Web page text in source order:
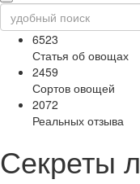
6523
Статья об овощах
2459
Сортов овощей
2072
Реальных отзыва
Секреты